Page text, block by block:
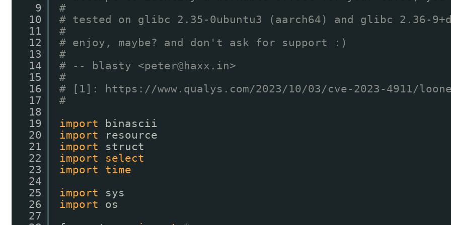
9
10
11
12
13
14
15
16
17
18
19
20
21
22
23
24
25
26
27
#
# tested on glibc 2.35-0ubuntu3 (aarch64) and glibc 2.36-
#
# enjoy, maybe? and don't ask for support :)
#
# -- blasty <peter@haxx.in>
#
# [1]: https://www.qualys.com/2023/10/03/cve-2023-
#
import
binascii
import
resource
import
struct
import
select
import
time
import
sys
import
os